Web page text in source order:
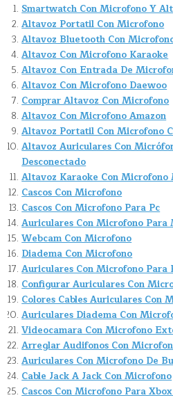
Smartwatch Con Microfono Y
Altavoz Portatil Con Microfono
Altavoz Bluetooth Con
Altavoz Con Microfono Karaoke
Altavoz Con Entrada De
Altavoz Con Microfono Daewoo
Comprar Altavoz Con Microfono
Altavoz Con Microfono Amazon
Altavoz Portatil Con Microfono
Altavoz Auriculares Con
Desconectado
Altavoz Karaoke Con
Cascos Con Microfono
Cascos Con Microfono Para Pc
Auriculares Con Microfono Para
Webcam Con Microfono
Diadema Con Microfono
Auriculares Con Microfono Para
Configurar Auriculares Con
Colores Cables Auriculares Con
Auriculares Diadema Con
Videocamara Con Microfono
Arreglar Audifonos Con
Auriculares Con Microfono De
Cable Jack A Jack Con Microfono
Cascos Con Microfono Para